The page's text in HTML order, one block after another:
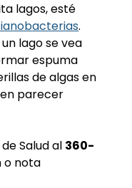
lagos, esté
.
lago se vea
espuma
de algas en
parecer
Salud al 360-
o nota